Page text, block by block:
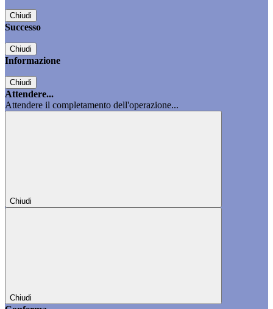
Chiudi
Successo
Chiudi
Informazione
Chiudi
Attendere...
Attendere il completamento dell'operazione...
Chiudi
Chiudi